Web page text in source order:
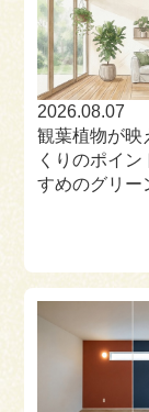
2026.08.07
観葉植物が映
くりのポイン
すめのグリー